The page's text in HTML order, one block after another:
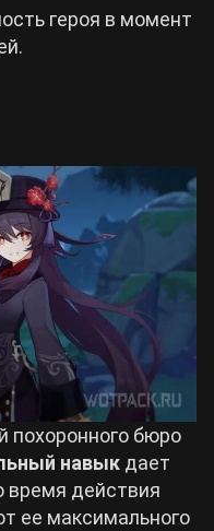
героя в момент
похоронного бюро
навык дает
время действия
ее максимального